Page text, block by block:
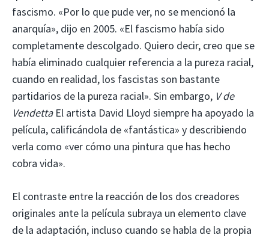
fascismo. «Por lo que pude ver, no se mencionó la
anarquía», dijo en 2005. «El fascismo había sido
completamente descolgado. Quiero decir, creo que se
había eliminado cualquier referencia a la pureza racial,
cuando en realidad, los fascistas son bastante
partidarios de la pureza racial». Sin embargo, V de
VendettaEl artista David Lloyd siempre ha apoyado la
película, calificándola de «fantástica» y describiendo
verla como «ver cómo una pintura que has hecho
cobra vida».
El contraste entre la reacción de los dos creadores
originales ante la película subraya un elemento clave
de la adaptación, incluso cuando se habla de la propia